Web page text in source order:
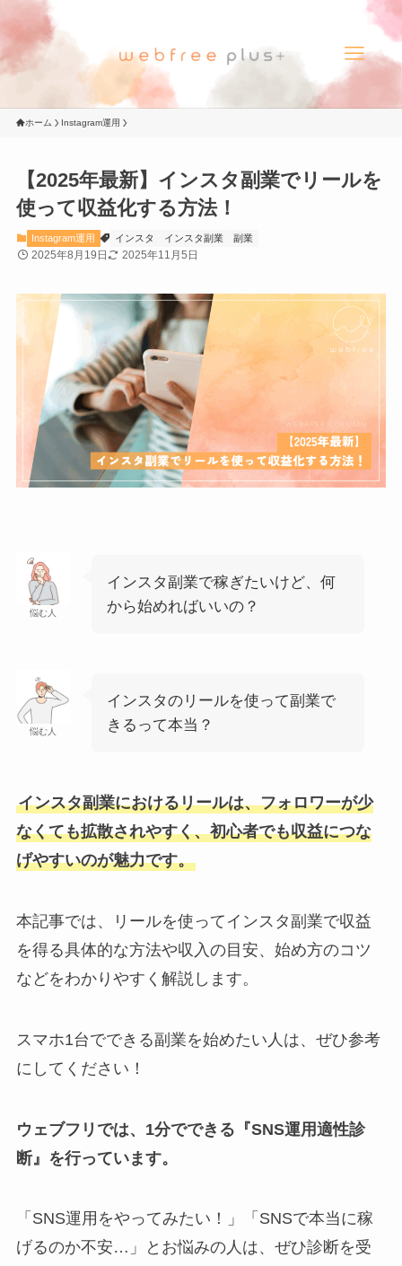
ホーム Instagram運用
【2025年最新】インスタ副業でリールを
使って収益化する方法！
Instagram運用 インスタ インスタ副業 副業
2025年8月19日 2025年11月5日
悩む人
インスタ副業で稼ぎたいけど、何
から始めればいいの？
悩む人
インスタのリールを使って副業で
きるって本当？
インスタ副業におけるリールは、フォロワーが少
なくても拡散されやすく、初心者でも収益につな
げやすいのが魅力です。
本記事では、リールを使ってインスタ副業で収益
を得る具体的な方法や収入の目安、始め方のコツ
などをわかりやすく解説します。
スマホ1台でできる副業を始めたい人は、ぜひ参考
にしてください！
ウェブフリでは、1分でできる『SNS運用適性診
断』を行っています。
「SNS運用をやってみたい！」「SNSで本当に稼
げるのか不安…」とお悩みの人は、ぜひ診断を受